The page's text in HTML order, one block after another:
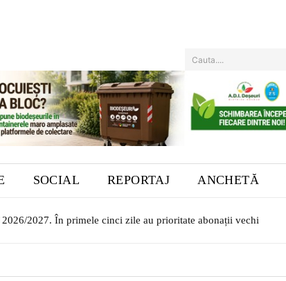
Cauta....
SOCIAL REPORTAJ ANCHETĂ
2027. În primele cinci zile au prioritate abonații vechi